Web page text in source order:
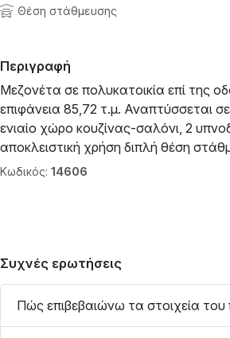
Θέση στάθμευσης
Περιγραφή
Μεζονέτα σε πολυκατοικία επί της
επιφάνεια 85,72 τ.μ. Αναπτύσσεται
ενιαίο χώρο κουζίνας-σαλόνι, 2
αποκλειστική χρήση διπλή θέση
Κωδικός: 14606
Συχνές ερωτήσεις
Πώς επιβεβαιώνω τα στοιχεία του